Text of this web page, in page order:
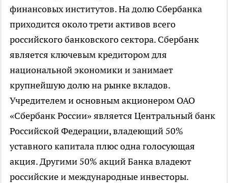
финансовых институтов. На долю Сбербанка
приходится около трети активов всего
российского банковского сектора. Сбербанк
является ключевым кредитором для
национальной экономики и занимает
крупнейшую долю на рынке вкладов.
Учредителем и основным акционером ОАО
«Сбербанк России» является Центральный банк
Российской Федерации, владеющий 50%
уставного капитала плюс одна голосующая
акция. Другими 50% акций Банка владеют
российские и международные инвесторы.